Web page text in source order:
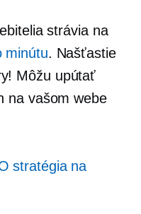
strávia na
minútu. Našťastie
Môžu upútať
na vašom webe
stratégia na